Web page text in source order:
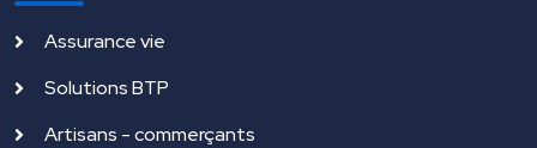
Assurance vie
Solutions BTP
Artisans - commerçants